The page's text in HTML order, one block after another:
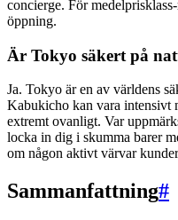
concierge. För
öppning.
Är Tokyo säkert på
Ja. Tokyo är en av världens
Kabukicho kan vara intensivt
extremt ovanligt. Var
locka in dig i skumma barer
om någon aktivt värvar
Sammanfattning#